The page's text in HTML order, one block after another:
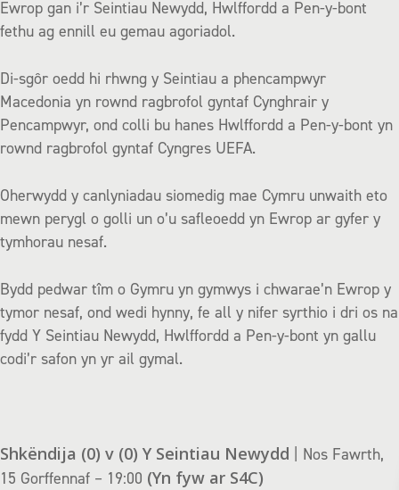
Ewrop gan i’r Seintiau Newydd, Hwlffordd a Pen-y-bont
fethu ag ennill eu gemau agoriadol.
Di-sgôr oedd hi rhwng y Seintiau a phencampwyr
Macedonia yn rownd ragbrofol gyntaf Cynghrair y
Pencampwyr, ond colli bu hanes Hwlffordd a Pen-y-bont yn
rownd ragbrofol gyntaf Cyngres UEFA.
Oherwydd y canlyniadau siomedig mae Cymru unwaith eto
mewn perygl o golli un o’u safleoedd yn Ewrop ar gyfer y
tymhorau nesaf.
Bydd pedwar tîm o Gymru yn gymwys i chwarae’n Ewrop y
tymor nesaf, ond wedi hynny, fe all y nifer syrthio i dri os na
fydd Y Seintiau Newydd, Hwlffordd a Pen-y-bont yn gallu
codi’r safon yn yr ail gymal.
Shkëndija (0) v (0) Y Seintiau Newydd
| Nos Fawrth,
15 Gorffennaf – 19:00 (Yn fyw ar S4C)